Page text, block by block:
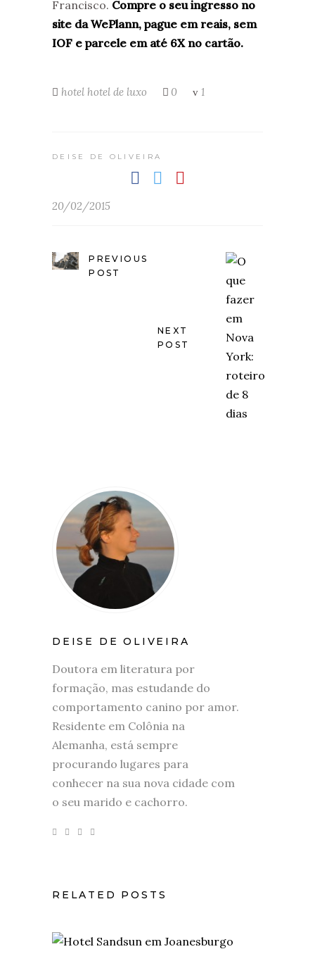
Francisco. Compre o seu ingresso no
site da WePlann, pague em reais, sem
IOF e parcele em até 6X no cartão.
hotel hotel de luxo 0 1
DEISE DE OLIVEIRA
20/02/2015
PREVIOUS
POST
NEXT
POST
DEISE DE OLIVEIRA
Doutora em literatura por
formação, mas estudande do
comportamento canino por amor.
Residente em Colônia na
Alemanha, está sempre
procurando lugares para
conhecer na sua nova cidade com
o seu marido e cachorro.
RELATED POSTS